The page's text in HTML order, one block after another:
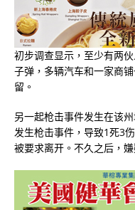
初步调查显示，至少有两
子弹，多辆汽车和一家商
留。
另一起枪击事件发生在该
发生枪击事件，导致1死3
被要求离开。不久之后，